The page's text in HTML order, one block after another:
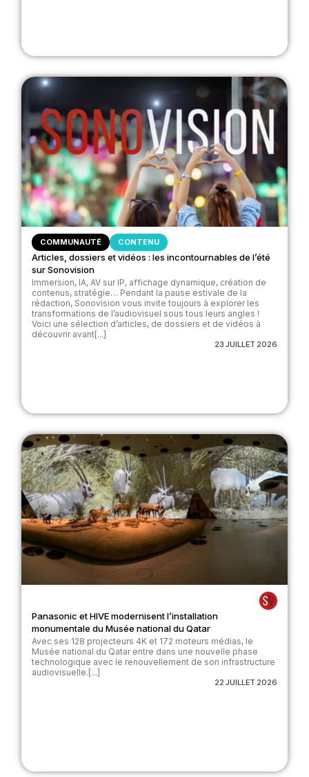
COMMUNAUTÉ CONTENU
Articles, dossiers et vidéos : les incontournables de l’été
sur Sonovision
Immersion, IA, AV sur IP, affichage dynamique, création de
contenus, stratégie… Pendant la pause estivale de la
rédaction, Sonovision vous invite toujours à explorer les
transformations de l’audiovisuel sous tous leurs angles !
Voici une sélection d’articles, de dossiers et de vidéos à
découvrir avant[...]
23 JUILLET 2026
Panasonic et HIVE modernisent l’installation
monumentale du Musée national du Qatar
Avec ses 128 projecteurs 4K et 172 moteurs médias, le
Musée national du Qatar entre dans une nouvelle phase
technologique avec le renouvellement de son infrastructure
audiovisuelle.[...]
22 JUILLET 2026